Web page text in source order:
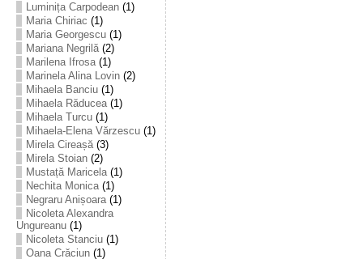
Luminița Carpodean(1)
Maria Chiriac (1)
Maria Georgescu(1)
Mariana Negrilă(2)
Marilena Ifrosa(1)
Marinela Alina Lovin(2)
Mihaela Banciu(1)
Mihaela Răducea(1)
Mihaela Turcu(1)
Mihaela-Elena Vărzescu(1)
Mirela Cireașă(3)
Mirela Stoian(2)
Mustață Maricela(1)
Nechita Monica(1)
Negraru Anișoara(1)
Nicoleta Alexandra
Ungureanu(1)
Nicoleta Stanciu(1)
Oana Crăciun(1)